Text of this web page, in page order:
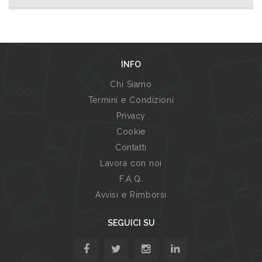
INFO
Chi Siamo
Termini e Condizioni
Privacy
Cookie
Contatti
Lavora con noi
F.A.Q.
Avvisi e Rimborsi
SEGUICI SU